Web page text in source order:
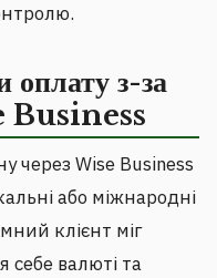
оплату з-за
Business
через Wise Business
або міжнародні
клієнт міг
себе валюті та